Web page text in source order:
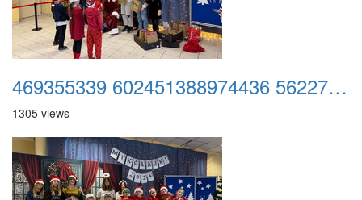
469355339 602451388974436 5622711038293864607 n
1305 views